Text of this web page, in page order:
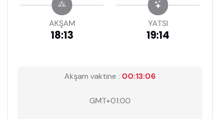
AKŞAM
18:13
YATSI
19:14
Akşam vaktine : 00:13:05
GMT+01:00